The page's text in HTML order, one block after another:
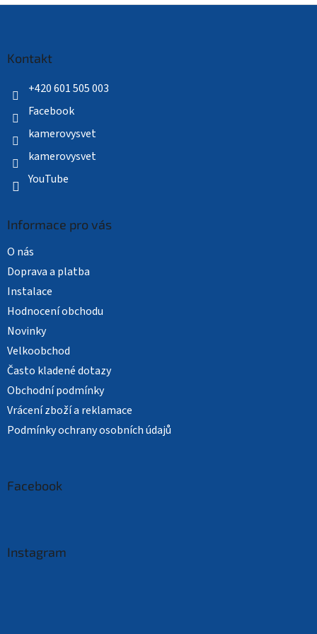
Kontakt
+420 601 505 003
Facebook
kamerovysvet
kamerovysvet
YouTube
Informace pro vás
O nás
Doprava a platba
Instalace
Hodnocení obchodu
Novinky
Velkoobchod
Často kladené dotazy
Obchodní podmínky
Vrácení zboží a reklamace
Podmínky ochrany osobních údajů
Facebook
Instagram